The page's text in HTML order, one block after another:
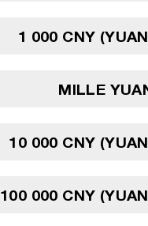
1 000 CNY
MILLE
10 000 CNY
100 000 CNY